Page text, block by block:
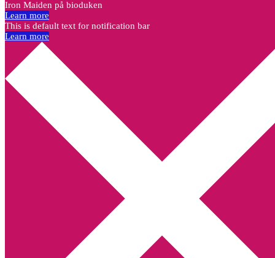
Iron Maiden på bioduken
Learn more
This is default text for notification bar
Learn more